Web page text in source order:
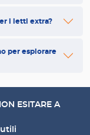
i letti extra?
per esplorare
ESITARE A